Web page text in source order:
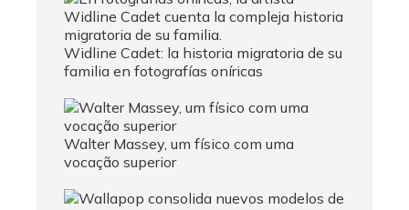
Widline Cadet: la historia migratoria de su
familia en fotografías oníricas
Walter Massey, um físico com uma
vocação superior